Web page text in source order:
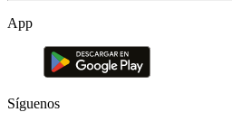
App
Síguenos